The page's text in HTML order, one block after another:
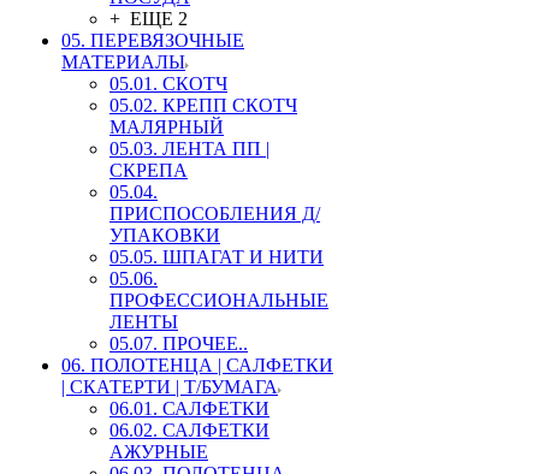
+ ЕЩЕ 2
05. ПЕРЕВЯЗОЧНЫЕ
МАТЕРИАЛЫ
05.01. СКОТЧ
05.02. КРЕПП СКОТЧ
МАЛЯРНЫЙ
05.03. ЛЕНТА ПП |
СКРЕПА
05.04.
ПРИСПОСОБЛЕНИЯ Д/
УПАКОВКИ
05.05. ШПАГАТ И НИТИ
05.06.
ПРОФЕССИОНАЛЬНЫЕ
ЛЕНТЫ
05.07. ПРОЧЕЕ..
06. ПОЛОТЕНЦА | САЛФЕТКИ
| СКАТЕРТИ | Т/БУМАГА
06.01. САЛФЕТКИ
06.02. САЛФЕТКИ
АЖУРНЫЕ